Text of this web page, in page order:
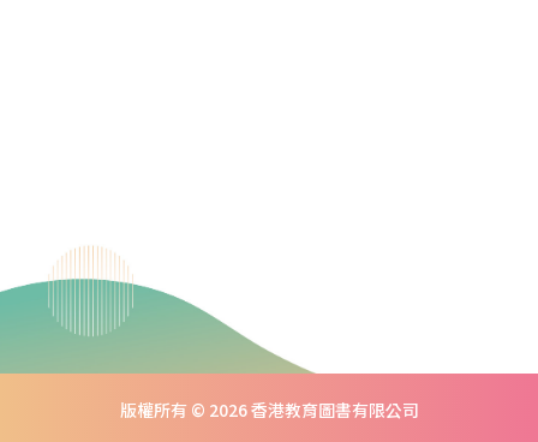
版權所有 © 2026 香港教育圖書有限公司